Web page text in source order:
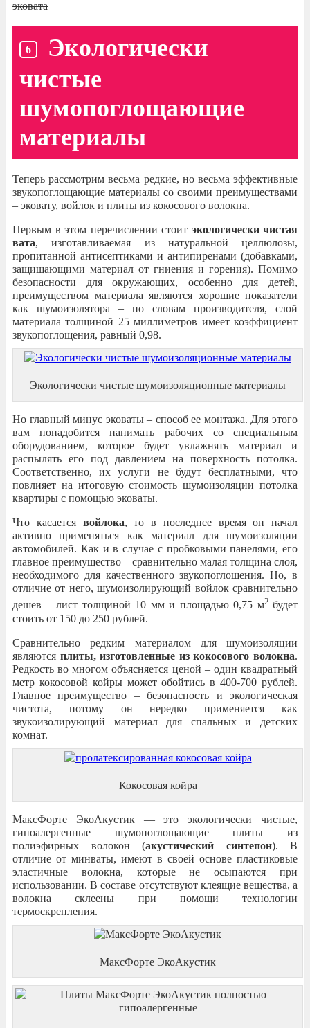
эковата
Экологически
чистые
шумопоглощающие
материалы
Теперь рассмотрим весьма редкие, но весьма эффективные
звукопоглощающие материалы со своими преимуществами
– эковату, войлок и плиты из кокосового волокна.
Первым в этом перечислении стоит экологически чистая
вата, изготавливаемая из натуральной целлюлозы,
пропитанной антисептиками и антипиренами (добавками,
защищающими материал от гниения и горения). Помимо
безопасности для окружающих, особенно для детей,
преимуществом материала являются хорошие показатели
как шумоизолятора – по словам производителя, слой
материала толщиной 25 миллиметров имеет коэффициент
звукопоглощения, равный 0,98.
Экологически чистые шумоизоляционные материалы
Но главный минус эковаты – способ ее монтажа. Для этого
вам понадобится нанимать рабочих со специальным
оборудованием, которое будет увлажнять материал и
распылять его под давлением на поверхность потолка.
Соответственно, их услуги не будут бесплатными, что
повлияет на итоговую стоимость шумоизоляции потолка
квартиры с помощью эковаты.
Что касается войлока, то в последнее время он начал
активно применяться как материал для шумоизоляции
автомобилей. Как и в случае с пробковыми панелями, его
главное преимущество – сравнительно малая толщина слоя,
необходимого для качественного звукопоглощения. Но, в
отличие от него, шумоизолирующий войлок сравнительно
дешев – лист толщиной 10 мм и площадью 0,75 м2 будет
стоить от 150 до 250 рублей.
Сравнительно редким материалом для шумоизоляции
являются плиты, изготовленные из кокосового волокна.
Редкость во многом объясняется ценой – один квадратный
метр кокосовой койры может обойтись в 400-700 рублей.
Главное преимущество – безопасность и экологическая
чистота, потому он нередко применяется как
звукоизолирующий материал для спальных и детских
комнат.
Кокосовая койра
МаксФорте ЭкоАкустик — это экологически чистые,
гипоалергенные шумопоглощающие плиты из
полиэфирных волокон (акустический синтепон). В
отличие от минваты, имеют в своей основе пластиковые
эластичные волокна, которые не осыпаются при
использовании. В составе отсутствуют клеящие вещества, а
волокна склеены при помощи технологии
термоскрепления.
МаксФорте ЭкоАкустик